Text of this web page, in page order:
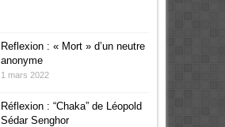
Reflexion : « Mort » d’un neutre
anonyme
1 mars 2022
Réflexion : “Chaka” de Léopold
Sédar Senghor